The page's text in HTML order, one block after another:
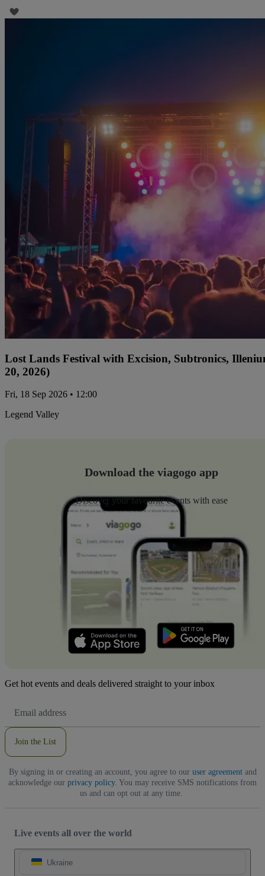
Lost Lands Festival with Excision, Subtronics,
20, 2026)
Fri, 18 Sep 2026 • 12:00
Legend Valley
Download the viagogo app
Discover your favourite events with ease
Get hot events and deals delivered straight to your inbox
Address
Join the List
By signing in or creating an account, you agree to our user agreementand
acknowledge our privacy policy. You may receive SMS notifications from
us and can opt out at any time.
Live events all over the world
Ukraine